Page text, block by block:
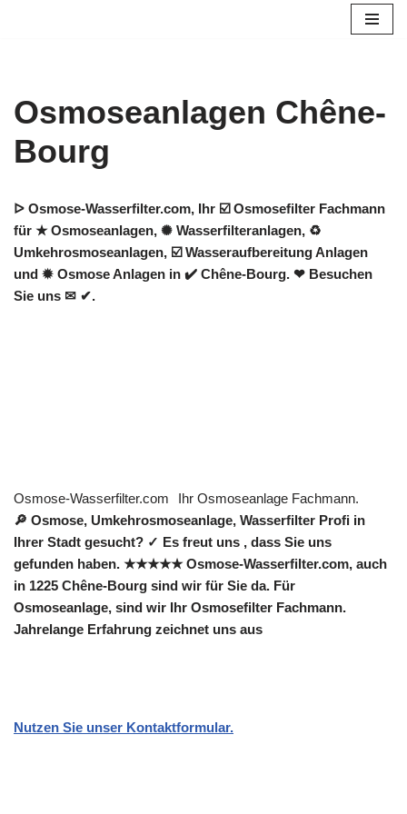
Osmoseanlagen Chêne-
Bourg
ᐅ Osmose-Wasserfilter.com, Ihr ☑️ Osmosefilter Fachmann
für ★ Osmoseanlagen, ✺ Wasserfilteranlagen, ♻
Umkehrosmoseanlagen, ☑️ Wasseraufbereitung Anlagen
und ✹ Osmose Anlagen in ✔️ Chêne-Bourg. ❤ Besuchen
Sie uns ✉ ✔.
Osmose-Wasserfilter.com
Ihr Osmoseanlage Fachmann.
🔎 Osmose, Umkehrosmoseanlage, Wasserfilter Profi in
Ihrer Stadt gesucht? ✓ Es freut uns , dass Sie uns
gefunden haben. ★★★★★ Osmose-Wasserfilter.com, auch
in 1225 Chêne-Bourg sind wir für Sie da. Für
Osmoseanlage, sind wir Ihr Osmosefilter Fachmann.
Jahrelange Erfahrung zeichnet uns aus
Nutzen Sie unser Kontaktformular.